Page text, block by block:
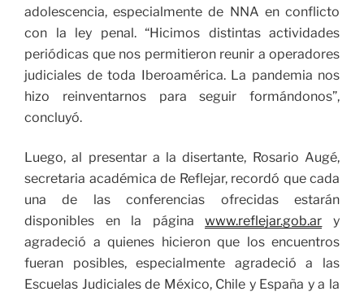
adolescencia, especialmente de NNA en conflicto
con la ley penal. “Hicimos distintas actividades
periódicas que nos permitieron reunir a operadores
judiciales de toda Iberoamérica. La pandemia nos
hizo reinventarnos para seguir formándonos”,
concluyó.
Luego, al presentar a la disertante, Rosario Augé,
secretaria académica de Reflejar, recordó que cada
una de las conferencias ofrecidas estarán
disponibles en la páginawww.reflejar.gob.ar y
agradeció a quienes hicieron que los encuentros
fueran posibles, especialmente agradeció a las
Escuelas Judiciales de México, Chile y España y a la